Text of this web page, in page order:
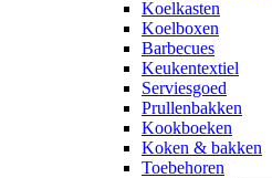
Koelkasten
Koelboxen
Barbecues
Keukentextiel
Serviesgoed
Prullenbakken
Kookboeken
Koken & bakken
Toebehoren